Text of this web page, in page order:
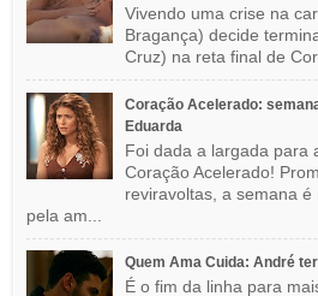
Vivendo uma crise na
Bragança) decide
Cruz) na reta final de
Coração Acelerado:
Eduarda
Foi dada a largada para
Coração Acelerado!
reviravoltas, a semana
pela am...
Quem Ama Cuida: André
É o fim da linha para